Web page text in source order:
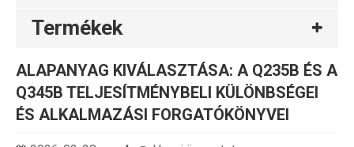
Termékek
ALAPANYAG KIVÁLASZTÁSA: A Q235B ÉS A
Q345B TELJESÍTMÉNYBELI KÜLÖNBSÉGEI
ÉS ALKALMAZÁSI FORGATÓKÖNYVEI